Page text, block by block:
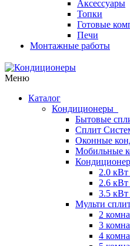
Аксессуары
Топки
Готовые
Печи
Монтажные работы
Меню
Каталог
Кондиционеры
Бытовые
Сплит
Оконные
Мобильные
2.0
2.6
3.5
Мульти
2
3
4